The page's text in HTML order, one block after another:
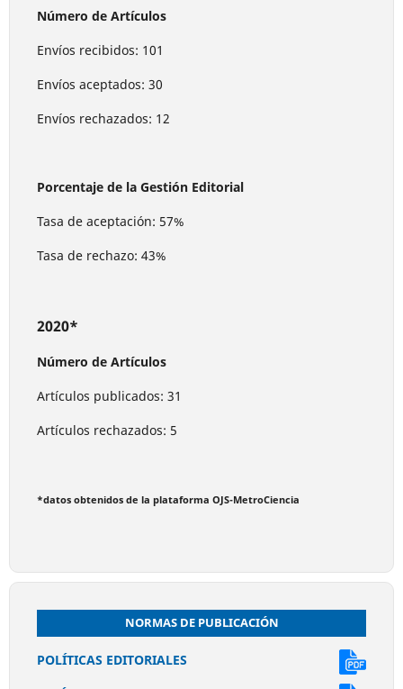
Número de Artículos
Envíos recibidos: 101
Envíos aceptados: 30
Envíos rechazados: 12
Porcentaje de la Gestión Editorial
Tasa de aceptación: 57%
Tasa de rechazo: 43%
2020*
Número de Artículos
Artículos publicados: 31
Artículos rechazados: 5
*datos obtenidos de la plataforma OJS-MetroCiencia
NORMAS DE PUBLICACIÓN
POLÍTICAS EDITORIALES